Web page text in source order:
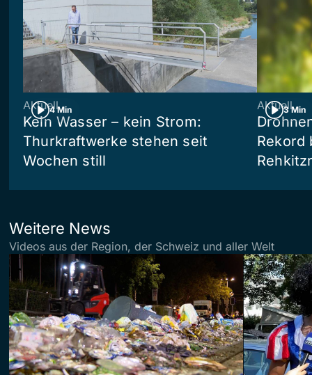
4 Min
Aktuell
Kein Wasser – kein Strom:
Thurkraftwerke stehen seit
Wochen still
3 Min
Aktuell
Rekord
Weitere News
Videos aus der Region, der Schweiz und aller Welt